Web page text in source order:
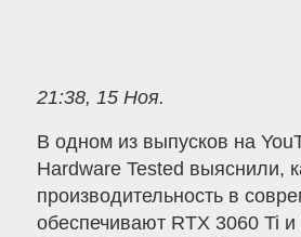
21:38, 15 Ноя.
В одном из выпусков на
Hardware Tested выяснили,
производительность в
обеспечивают RTX 3060 Ti